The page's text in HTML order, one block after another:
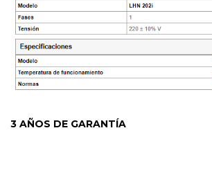
3 AÑOS DE GARANTÍA